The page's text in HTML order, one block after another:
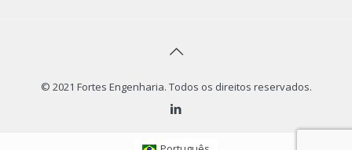
© 2021 Fortes Engenharia. Todos os direitos reservados.